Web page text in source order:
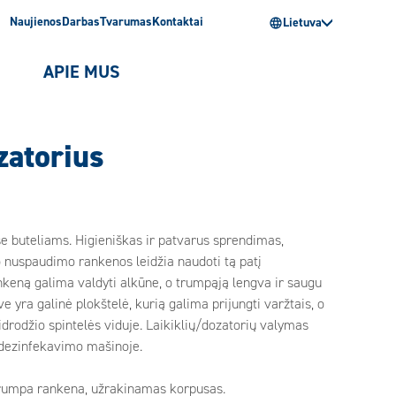
NaujienosDarbasTvarumasKontaktai Lietuva
APIE MUS
buteliams. Higieniškas ir patvarus sprendimas,
rankenos leidžia naudoti tą patį
galima valdyti alkūne, o trumpąją lengva ir saugu
yra galinė plokštelė, kurią galima prijungti varžtais, o
spintelės viduje. Laikiklių/dozatorių valymas
mašinoje.
rankena, užrakinamas korpusas.